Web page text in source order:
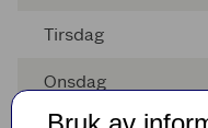
Tirsdag
Onsdag